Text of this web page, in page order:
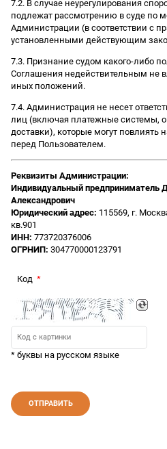
7.2. В случае неурегулирования
подлежат рассмотрению в суде по
Администрации (в соответствии с
установленными действующим
7.3. Признание судом какого-либо
Соглашения недействительным не
иных положений.
7.4. Администрация не несет
лиц (включая платежные системы,
доставки), которые могут повлиять
перед Пользователем.
Реквизиты Администрации:
Индивидуальный предприниматель
Александрович
Юридический адрес: 115569, г.
кв.901
ИНН: 773720376006
ОГРНИП: 304770000123791
Код
* буквы на русском языке